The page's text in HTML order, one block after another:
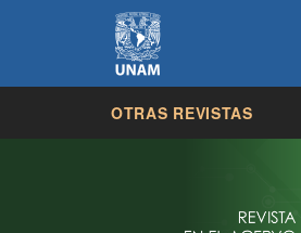
OTRAS REVISTAS